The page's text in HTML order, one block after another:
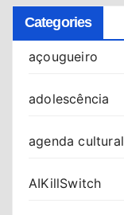
Categories
açougueiro
adolescência
agenda cultural
AIKillSwitch